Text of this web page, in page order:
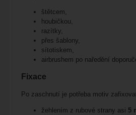
štětcem,
houbičkou,
razítky,
přes šablony,
sítotiskem,
airbrushem po naředění
Fixace
Po zaschnutí je potřeba motiv
žehlením z rubové strany asi 5